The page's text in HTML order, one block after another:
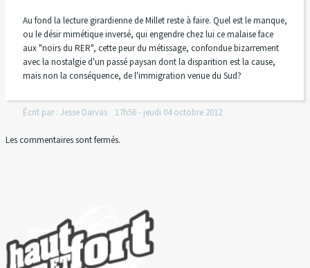
Au fond la lecture girardienne de Millet reste à faire. Quel est le manque,
ou le désir mimétique inversé, qui engendre chez lui ce malaise face
aux "noirs du RER", cette peur du métissage, confondue bizarrement
avec la nostalgie d'un passé paysan dont la disparition est la cause,
mais non la conséquence, de l'immigration venue du Sud?
Écrit par : Jesse Darvas 17h56- jeudi 04 octobre 2012
Les commentaires sont fermés.